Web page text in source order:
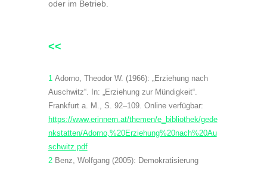
oder im Betrieb.
<<
1Adorno, Theodor W. (1966): „Erziehung nach
Auschwitz“. In: „Erziehung zur Mündigkeit“.
Frankfurt a. M., S. 92–109. Online verfügbar:
https://www.erinnern.at/themen/e_bibliothek/gede
nkstatten/Adorno,%20Erziehung%20nach%20Au
schwitz.pdf
2Benz, Wolfgang (2005): Demokratisierung